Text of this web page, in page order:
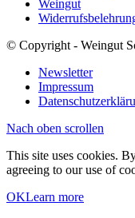
Weingut
© Copyright - Weingut
Newsletter
Impressum
Nach oben scrollen
This site uses cookies.
agreeing to our use of
OKLearn more